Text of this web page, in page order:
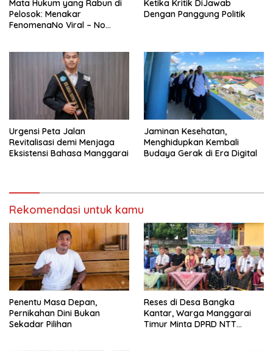
Mata Hukum yang Rabun di
Pelosok: Menakar
FenomenaNo Viral – No
Ketika Kritik DiJawab
Dengan Panggung Politik
Urgensi Peta Jalan
Revitalisasi demi Menjaga
Eksistensi Bahasa Manggarai
Jaminan Kesehatan,
Menghidupkan Kembali
Budaya Gerak di Era Digital
Rekomendasi untuk kamu
Penentu Masa Depan,
Pernikahan Dini Bukan
Sekadar Pilihan
Reses di Desa Bangka
Kantar, Warga Manggarai
Timur Minta DPRD NTT